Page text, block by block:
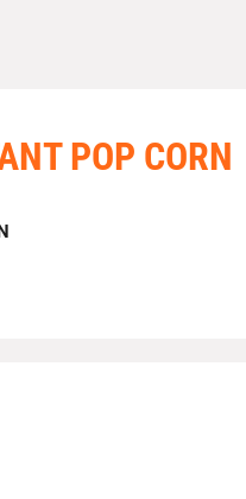
POP CORN